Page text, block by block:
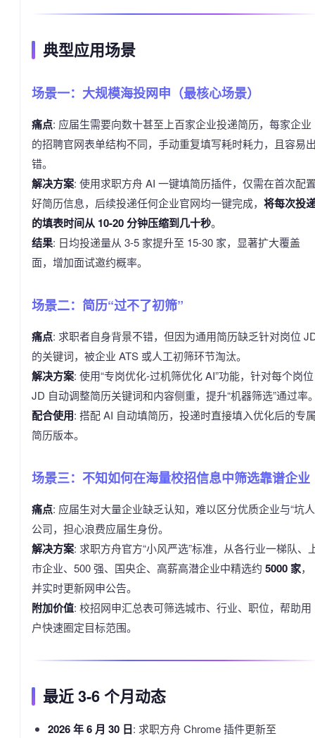
典型应用场景
场景一：大规模海投网申（最核心场景）
痛点: 应届生需要向数十甚至上百家企业投递简历，每家企业
的招聘官网表单结构不同，手动重复填写耗时耗力，且容易
错。
解决方案: 使用求职方舟 AI 一键填简历插件，仅需在首次配
好简历信息，后续投递任何企业官网均一键完成， 将每次投
的填表时间从 10-20 分钟压缩到几十秒。
结果: 日均投递量从 3-5 家提升至 15-30 家，显著扩大覆盖
面，增加面试邀约概率。
场景二：简历“过不了初筛”
痛点: 求职者自身背景不错，但因为通用简历缺乏针对岗位
的关键词，被企业 ATS 或人工初筛环节淘汰。
解决方案: 使用“专岗优化-过机筛优化 AI”功能，针对每个岗位
JD 自动调整简历关键词和内容侧重，提升“机器筛选”通过率
配合使用: 搭配 AI 自动填简历，投递时直接填入优化后的专
简历版本。
场景三：不知如何在海量校招信息中筛选靠谱企业
痛点: 应届生对大量企业缺乏认知，难以区分优质企业与“坑
公司，担心浪费应届生身份。
解决方案: 求职方舟官方“小风严选”标准，从各行业一梯队、
市企业、500 强、国央企、高薪高潜企业中精选约 5000 家，
并实时更新网申公告。
附加价值: 校招网申汇总表可筛选城市、行业、职位，帮助用
户快速圈定目标范围。
最近 3-6 个月动态
2026 年 6 月 30 日: 求职方舟 Chrome 插件更新至